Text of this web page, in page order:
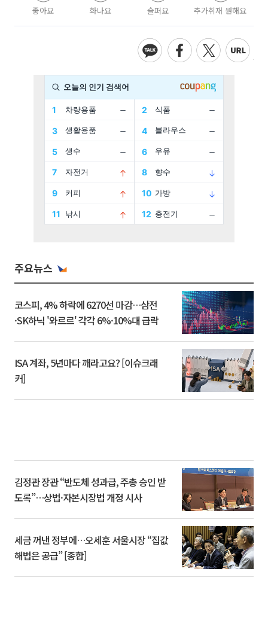
좋아요 화나요 슬퍼요 추가취재 원해요
주요뉴스
코스피, 4% 하락에 6270선 마감…삼전
·SK하닉 '와르르' 각각 6%·10%대 급락
ISA 계좌, 5년마다 깨라고요? [이슈크래
커]
김정관 장관 “반도체 성과급, 주총 승인 받
도록”…상법·자본시장법 개정 시사
세금 꺼낸 정부에…오세훈 서울시장 “집값
해법은 공급” [종합]